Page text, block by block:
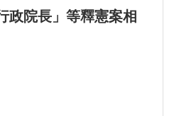
政院長」等釋憲案相